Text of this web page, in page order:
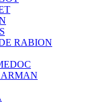
RABION